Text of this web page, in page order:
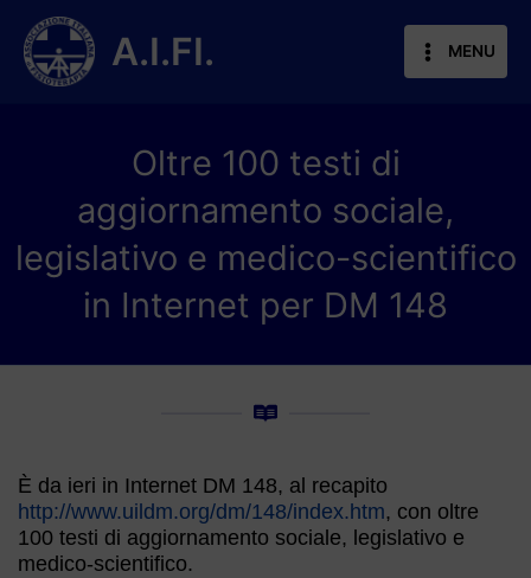
contenuto
A.I.FI. MENU
Oltre 100 testi di
aggiornamento sociale,
legislativo e medico-scientifico
in Internet per DM 148
È da ieri in Internet DM 148, al recapito
http://www.uildm.org/dm/148/index.htm, con oltre
100 testi di aggiornamento sociale, legislativo e
medico-scientifico.